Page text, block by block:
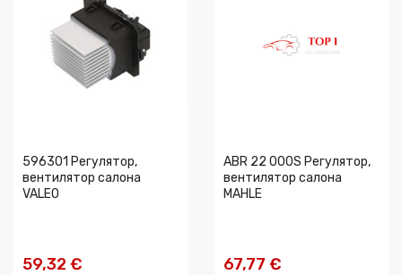
596301 Регулятор,
вентилятор салона
VALEO
59,32 €
ABR 22 000S Регулятор,
вентилятор салона
MAHLE
67,77 €